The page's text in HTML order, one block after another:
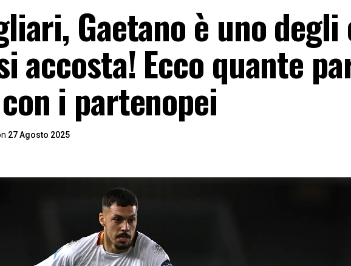
Gaetano è uno degli
accosta! Ecco quante
i partenopei
27 Agosto 2025